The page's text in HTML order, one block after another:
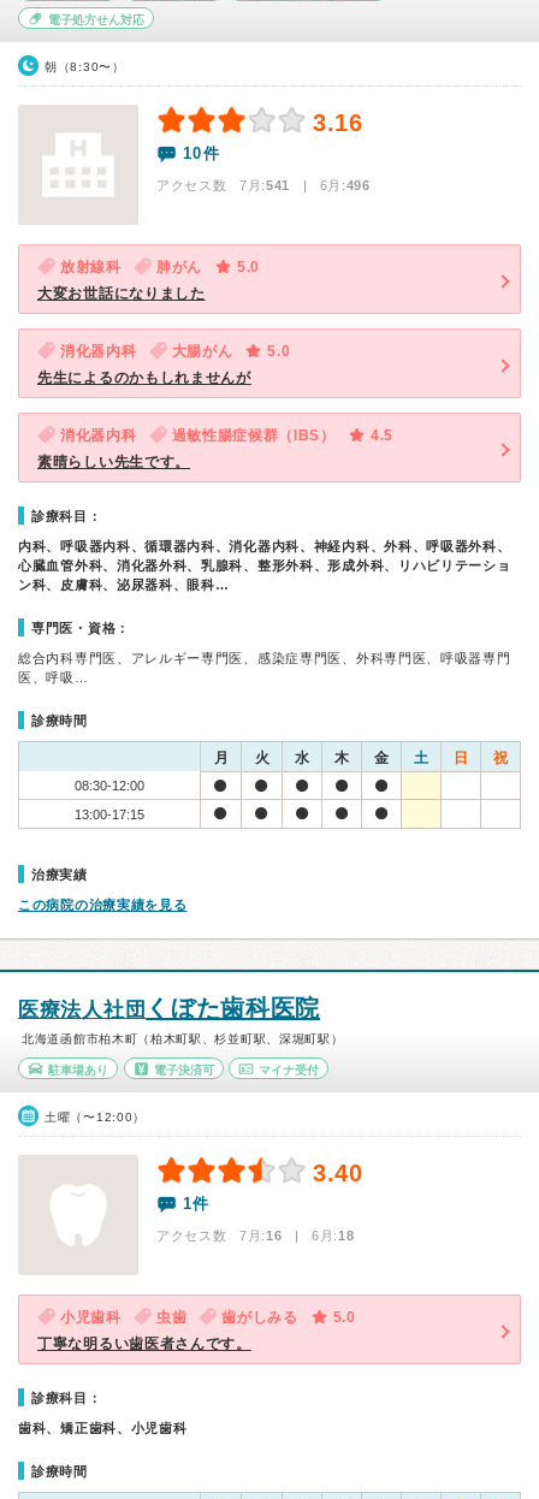
電子処方せん対応
朝（8:30〜）
3.16
10件
アクセス数 7月:541 | 6月:496
放射線科 肺がん
5.0
大変お世話になりました
消化器内科 大腸がん
5.0
先生によるのかもしれませんが
消化器内科 過敏性腸症候群（IBS）
4.5
素晴らしい先生です。
診療科目：
内科、呼吸器内科、循環器内科、消化器内科、神経内科、外科、呼吸器外科、
心臓血管外科、消化器外科、乳腺科、整形外科、形成外科、リハビリテーショ
ン科、皮膚科、泌尿器科、眼科…
専門医・資格：
総合内科専門医、アレルギー専門医、感染症専門医、外科専門医、呼吸器専門
医、呼吸…
診療時間
月 火 水 木 金 土 日 祝
08:30-12:00
13:00-17:15
治療実績
この病院の治療実績を見る
医療法人社団 くぼた歯科医院
北海道函館市柏木町（柏木町駅、杉並町駅、深堀町駅）
駐車場あり 電子決済可 マイナ受付
土曜（〜12:00）
3.40
1件
アクセス数 7月:16 | 6月:18
小児歯科 虫歯 歯がしみる
5.0
丁寧な明るい歯医者さんです。
診療科目：
歯科、矯正歯科、小児歯科
診療時間